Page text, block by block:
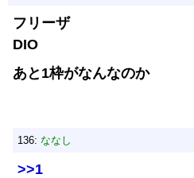
フリーザ
DIO
あと1枠がなんなのか
136: ななし
>>1